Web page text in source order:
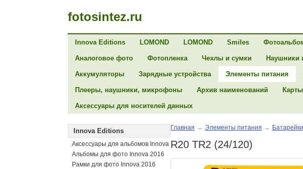
fotosintez.ru
Innova Editions LOMOND LOMOND Smiles
Аналоговое фото Фотопленка Чехлы и сумки Наушники
Аккумуляторы Зарядные устройства Элементы питания
Плееры, наушники, микрофоны Архив наименований
Аксессуары для носителей данных
Innova Editions
Аксессуары для альбомов Innova
Альбомы для фото Innova 2016
Рамки для фото Innova 2016
Главная → Элементы питания →
R20 TR2 (24/120)